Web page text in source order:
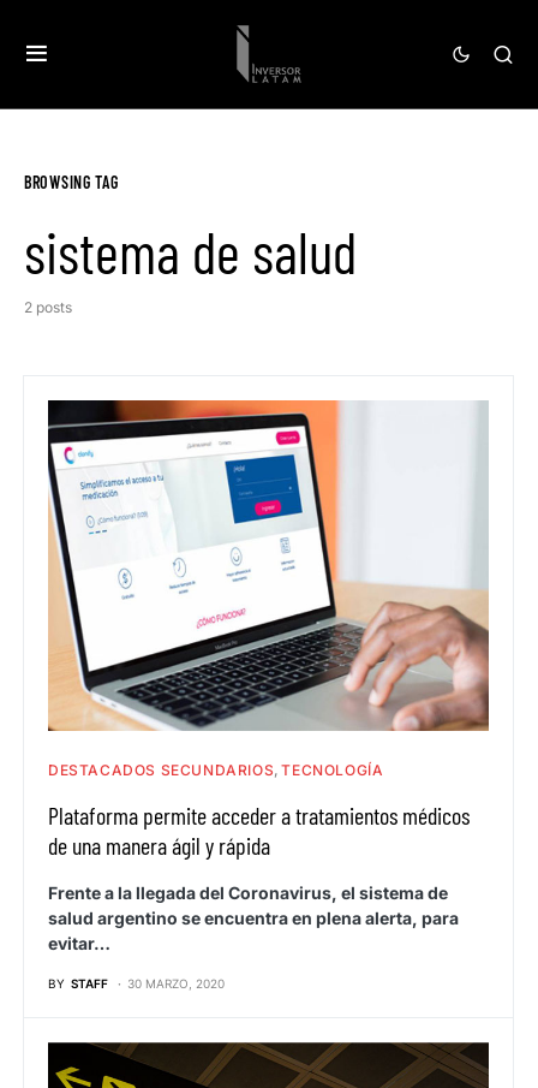
BROWSING TAG
sistema de salud
2 posts
DESTACADOS SECUNDARIOS TECNOLOGÍA
Plataforma permite acceder a tratamientos médicos
de una manera ágil y rápida
Frente a la llegada del Coronavirus, el sistema de
salud argentino se encuentra en plena alerta, para
evitar…
BY STAFF 30 MARZO, 2020